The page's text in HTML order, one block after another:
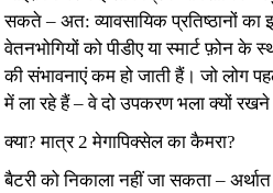
सकते – अत: व्यावसायिक प्रतिष्ठानों
वेतनभोगियों को पीडीए या स्मार्ट फ़ोन के
की संभावनाएं कम हो जाती हैं। जो लोग
में ला रहे हैं – वे दो उपकरण भला क्यों
क्या? मात्र 2 मेगापिक्सेल का कैमरा?
बैटरी को निकाला नहीं जा सकता –